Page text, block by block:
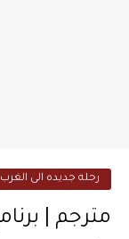
رحله جديده الى الغرب
مترجم |